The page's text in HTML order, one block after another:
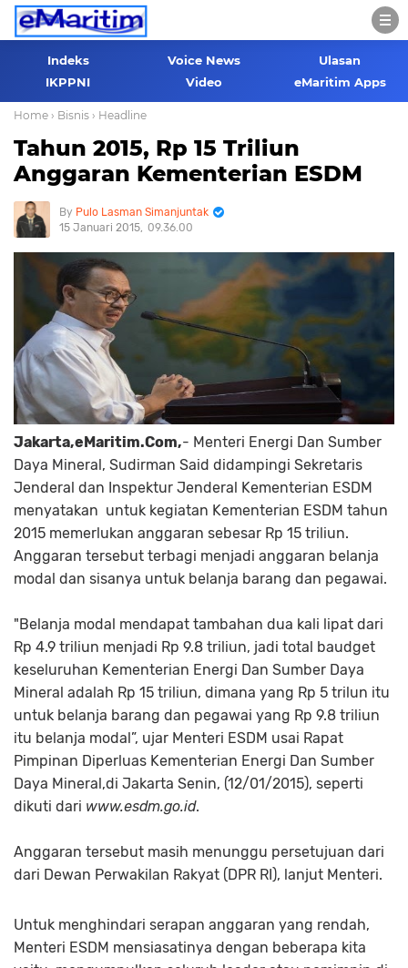
Indeks Voice News
Ulasan
IKPPNI
Video eMaritim Apps
Home › Bisnis › Headline
Tahun 2015, Rp 15 Triliun
Anggaran Kementerian ESDM
Pulo Lasman Simanjuntak
15 Januari 2015 09.36.00
Jakarta,eMaritim.Com,- Menteri Energi Dan Sumber
Daya Mineral, Sudirman Said didampingi Sekretaris
Jenderal dan Inspektur Jenderal Kementerian ESDM
menyatakan untuk kegiatan Kementerian ESDM tahun
2015 memerlukan anggaran sebesar Rp 15 triliun.
Anggaran tersebut terbagi menjadi anggaran belanja
modal dan sisanya untuk belanja barang dan pegawai.
"Belanja modal mendapat tambahan dua kali lipat dari
Rp 4.9 triliun menjadi Rp 9.8 triliun, jadi total baudget
keseluruhan Kementerian Energi Dan Sumber Daya
Mineral adalah Rp 15 triliun, dimana yang Rp 5 trilun itu
untuk belanja barang dan pegawai yang Rp 9.8 triliun
itu belanja modal”, ujar Menteri ESDM usai Rapat
Pimpinan Diperluas Kementerian Energi Dan Sumber
Daya Mineral,di Jakarta Senin, (12/01/2015), seperti
dikuti dari www.esdm.go.id.
Anggaran tersebut masih menunggu persetujuan dari
dari Dewan Perwakilan Rakyat (DPR RI), lanjut Menteri.
Untuk menghindari serapan anggaran yang rendah,
Menteri ESDM mensiasatinya dengan beberapa kita